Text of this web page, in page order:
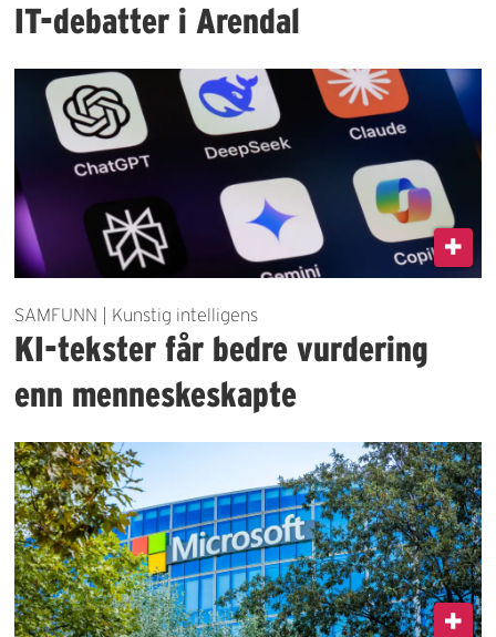
IT-debatter i Arendal
SAMFUNN | Kunstig intelligens
KI-tekster får bedre vurdering
enn menneskeskapte